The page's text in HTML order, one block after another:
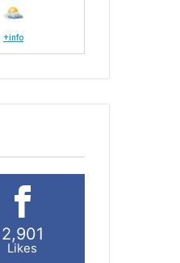
2,901
Likes